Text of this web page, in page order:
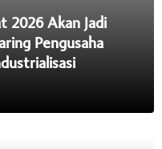
2026 Akan Jadi
Pengusaha